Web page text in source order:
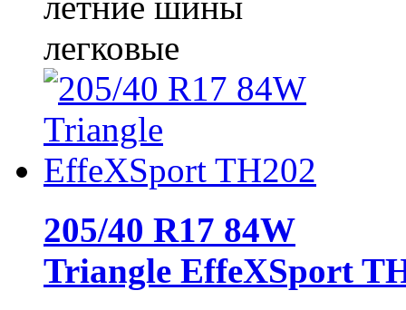
легковые
205/40 R17 84W
Triangle EffeXSport